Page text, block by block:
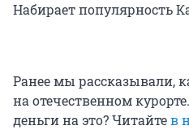
Набирает популярность
Ранее мы рассказывали,
на отечественном
деньги на это? Читайтев